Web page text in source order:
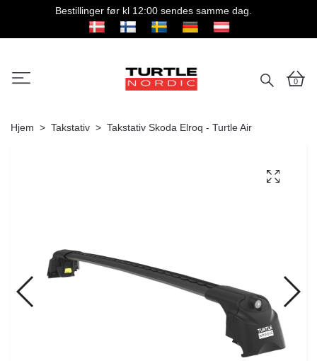
Bestillinger før kl 12:00 sendes samme dag.
0
Hjem Takstativ Takstativ Skoda Elroq - Turtle Air